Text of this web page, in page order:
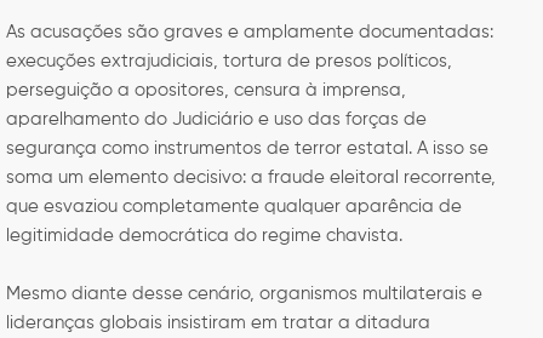
As acusações são graves e amplamente documentadas:
execuções extrajudiciais, tortura de presos políticos,
perseguição a opositores, censura à imprensa,
aparelhamento do Judiciário e uso das forças de
segurança como instrumentos de terror estatal. A isso se
soma um elemento decisivo: a fraude eleitoral recorrente,
que esvaziou completamente qualquer aparência de
legitimidade democrática do regime chavista.
Mesmo diante desse cenário, organismos multilaterais e
lideranças globais insistiram em tratar a ditadura